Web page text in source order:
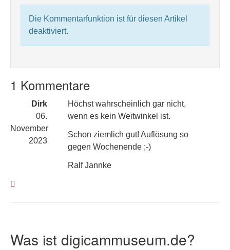
Die Kommentarfunktion ist für diesen Artikel
deaktiviert.
1 Kommentare
Dirk
06.
November
2023
Höchst wahrscheinlich gar nicht,
wenn es kein Weitwinkel ist.
Schon ziemlich gut! Auflösung so
gegen Wochenende ;-)
Ralf Jannke
Was ist digicammuseum.de?